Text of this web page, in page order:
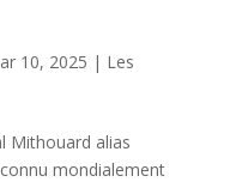
10, 2025 | Les
Mithouard alias
mondialement